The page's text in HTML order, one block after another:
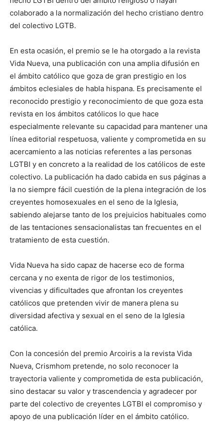
colaborado a la normalización del hecho cristiano dentro
del colectivo LGTB.
En esta ocasión, el premio se le ha otorgado a la revista
Vida Nueva, una publicación con una amplia difusión en
el ámbito católico que goza de gran prestigio en los
ámbitos eclesiales de habla hispana. Es precisamente el
reconocido prestigio y reconocimiento de que goza esta
revista en los ámbitos católicos lo que hace
especialmente relevante su capacidad para mantener una
línea editorial respetuosa, valiente y comprometida en su
acercamiento a las noticias referentes a las personas
LGTBI y en concreto a la realidad de los católicos de este
colectivo. La publicación ha dado cabida en sus páginas a
la no siempre fácil cuestión de la plena integración de los
creyentes homosexuales en el seno de la Iglesia,
sabiendo alejarse tanto de los prejuicios habituales como
de las tentaciones sensacionalistas tan frecuentes en el
tratamiento de esta cuestión.
Vida Nueva ha sido capaz de hacerse eco de forma
cercana y no exenta de rigor de los testimonios,
vivencias y dificultades que afrontan los creyentes
católicos que pretenden vivir de manera plena su
diversidad afectiva y sexual en el seno de la Iglesia
católica.
Con la concesión del premio Arcoiris a la revista Vida
Nueva, Crismhom pretende, no solo reconocer la
trayectoria valiente y comprometida de esta publicación,
sino destacar su valor y trascendencia y agradecer por
parte del colectivo de creyentes LGTBI el compromiso y
apoyo de una publicación líder en el ámbito católico.